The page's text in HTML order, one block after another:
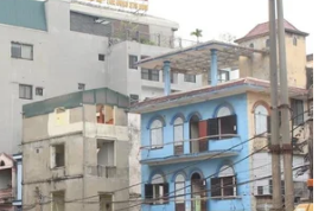
(TTXVN/Vietnam+)